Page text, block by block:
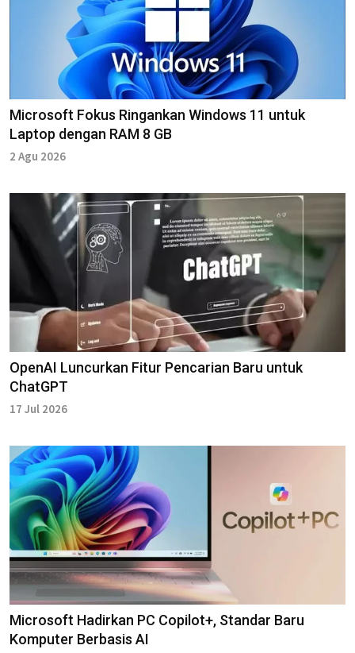
Microsoft Fokus Ringankan Windows 11 untuk
Laptop dengan RAM 8 GB
2 Agu 2026
OpenAI Luncurkan Fitur Pencarian Baru untuk
ChatGPT
17 Jul 2026
Microsoft Hadirkan PC Copilot+, Standar Baru
Komputer Berbasis AI